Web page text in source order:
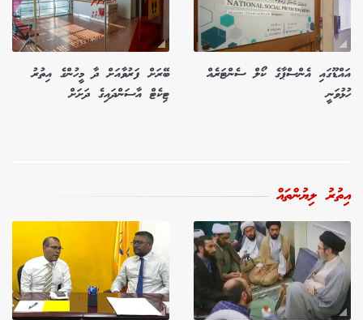
އައްޑޫގައި އެންސްޕާގެ ކޯލް ސެންޓަރެއް
ހުޅުވަނީ
ބޭރަށް ފަރުވާއަށް ދާ މީހުންގެ އިތުރު
ޓިކެޓް އާސަންދައިގެ ދަށަށް
އިތުރު ލިޔުންތައް